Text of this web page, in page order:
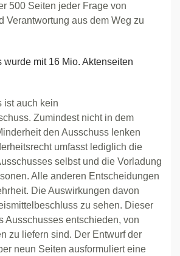
500 Seiten jeder Frage von
Verantwortung aus dem Weg zu
wurde mit 16 Mio. Aktenseiten
ist auch kein
Zumindest nicht in dem
den Ausschuss lenken
umfasst lediglich die
selbst und die Vorladung
Alle anderen Entscheidungen
Die Auswirkungen davon
zu sehen. Dieser
Ausschusses entschieden, von
zu liefern sind. Der Entwurf der
neun Seiten ausformuliert eine